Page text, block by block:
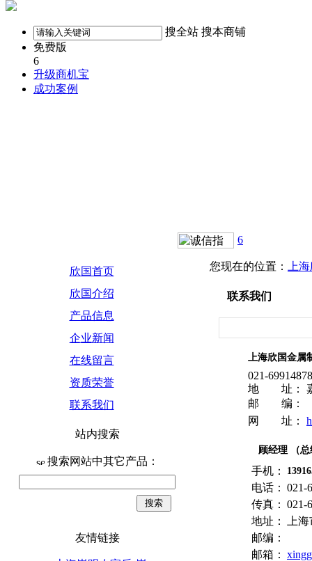
搜全站 搜本商铺
免费版
6
升级商机宝
成功案例
6
欣国首页
欣国介绍
产品信息
企业新闻
在线留言
资质荣誉
联系我们
站内搜索
搜索网站中其它产品：
友情链接
您现在的位置： 上
联系我们
上海欣国金属
021-69914878
地 址： 嘉
邮 编：
网 址：
顾经理 （
手机：
电话： 021-
传真： 021-
地址：
上
邮编：
邮箱：